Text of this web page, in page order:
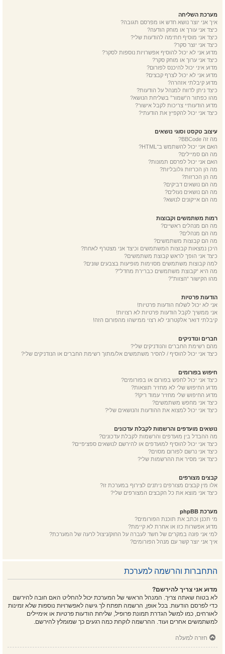
מערכת השליחה
איך אני יוצר נושא חדש או מפרסם תגובה?
כיצד אני עורך או מוחק הודעה?
כיצד אני מוסיף חתימה להודעות שלי?
כיצד אני יוצר סקר?
מדוע אני לא יכול להוסיף אפשרויות נוספות לסקר?
כיצד אני ערוך או מוחק סקר?
מדוע איני יכול להיכנס לפורום?
מדוע אני לא יכול לצרף קבצים?
מדוע קיבלתי אזהרה?
כיצד ניתן לדווח למנהל על הודעות?
מהו כפתור ה“שמור” בשליחת הנושא?
מדוע הודעותיי צריכות לקבל אישור?
כיצד אני יכול להקפיץ את הודעתי?
עיצוב טקסט וסוגי נושאים
מה זה BBCode?
האם אני יכול להשתמש ב־HTML?
מה הם סמיילים?
האם אני יכול לפרסם תמונות?
מה הן הכרזות גלובליות?
מה הן הכרזות?
מה הם נושאים דביקים?
מה הם נושאים נעולים?
מה הם אייקונים לנושא?
רמות משתמשים וקבוצות
מה הם מנהלים ראשיים?
מה הם מנהלים?
מה הם קבוצות משתמשים?
היכן נמצאות קבוצות המשתמשים וכיצד אני מצטרף לאחת?
כיצד אני הופך לראש קבוצת משתמשים?
למה קבוצות משתמשים מסוימות מופיעות בצבעים שונים?
מה היא “קבוצת משתמשים כברירת מחדל”?
מהו הקישור “הצוות”?
הודעות פרטיות
אני לא יכול לשלוח הודעות פרטיות!
אני ממשיך לקבל הודעות פרטיות לא רצויות!
קיבלתי דואר אלקטרוני לא רצוי ממישהו מהפורום הזה!
חברים ונודניקים
מהם רשימת החברים והנודניקים שלי?
כיצד אני יכול להוסיף / להסיר משתמשים אל/מתוך רשימת החברים או הנודניקים שלי?
חיפוש בפורומים
כיצד אני יכול לחפש בפורום או בפורומים?
מדוע החיפוש שלי לא מחזיר תוצאות?
מדוע החיפוש שלי מחזיר עמוד ריק!?
כיצד אני מחפש משתמשים?
כיצד אני יכול למצוא את ההודעות והנושאים שלי?
נושאים מועדפים והרשמות לקבלת עדכונים
מה ההבדל בין מועדפים והרשמות לקבלת עדכונים?
כיצד אני יכול להוסיף למועדפים או להירשם לנושאים ספציפיים?
כיצד אני נרשם לפורום מסוים?
כיצד אני מסיר את ההרשמות שלי?
קבצים מצורפים
אלו מין קבצים מצורפים ניתנים לצירוף במערכת זו?
כיצד אני מוצא את כל הקבצים המצורפים שלי?
מערכת phpBB
מי תכנן וכתב את תוכנת הפורומים?
מדוע אפשרות כזו או אחרת לא קיימת?
למי אני פונה במקרים של חשד לעברה על החוק/ניצול לרעה של המערכת?
איך אני יוצר קשר עם מנהל הפורומים?
התחברות והרשמה למערכת
מדוע אני צריך להירשם?
לא בטוח שאתה צריך. המנהל הראשי של המערכת יכול להחליט האם חובה להירשם
כדי לפרסם הודעות. בכל אופן, הרשמה תפתח לך גישה לאפשרויות נוספות שלא זמינות
לאורחים, כמו למשל הגדרת תמונת פרופיל, שליחת הודעות פרטיות או אימיילים
למשתמשים אחרים ועוד. ההרשמה לוקחת כמה רגעים כך שמומלץ להירשם.
חזרה למעלה